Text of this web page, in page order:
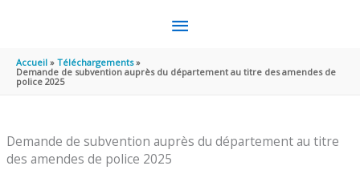
MENU
PRINCIPAL
Accueil
Téléchargements
Demande de subvention auprès du département au titre des amendes de
police 2025
Demande de subvention auprès du département au titre
des amendes de police 2025